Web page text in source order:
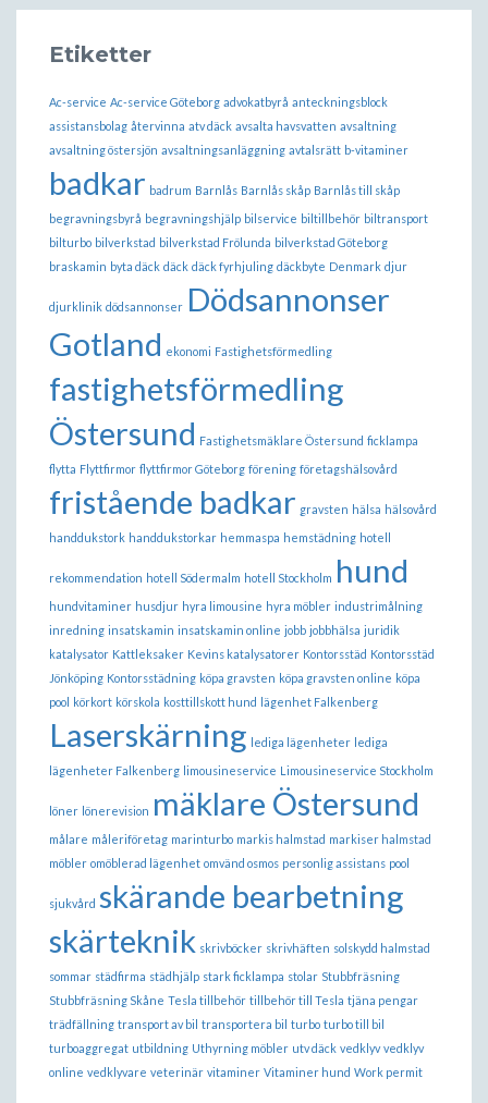
Etiketter
Ac-service Ac-service Göteborg advokatbyrå anteckningsblock
assistansbolag återvinna atv däck avsalta havsvatten avsaltning
avsaltning östersjön avsaltningsanläggning avtalsrätt b-vitaminer
badkar badrum Barnlås Barnlås skåp Barnlås till skåp
begravningsbyrå begravningshjälp bilservice biltillbehör biltransport
bilturbo bilverkstad bilverkstad Frölunda bilverkstad Göteborg
braskamin byta däck däck däck fyrhjuling däckbyte Denmark djur
djurklinik dödsannonser Dödsannonser
Gotland ekonomi Fastighetsförmedling
fastighetsförmedling
Östersund Fastighetsmäklare Östersund ficklampa
flytta Flyttfirmor flyttfirmor Göteborg förening företagshälsovård
fristående badkar gravsten hälsa hälsovård
handdukstork handdukstorkar hemmaspa hemstädning hotell
rekommendation hotell Södermalm hotell Stockholm hund
hundvitaminer husdjur hyra limousine hyra möbler industrimålning
inredning insatskamin insatskamin online jobb jobbhälsa juridik
katalysator Kattleksaker Kevins katalysatorer Kontorsstäd Kontorsstäd
Jönköping Kontorsstädning köpa gravsten köpa gravsten online köpa
pool körkort körskola kosttillskott hund lägenhet Falkenberg
Laserskärning lediga lägenheter lediga
lägenheter Falkenberg limousineservice Limousineservice Stockholm
löner lönerevision mäklare Östersund
målare måleriföretag marinturbo markis halmstad markiser halmstad
möbler omöblerad lägenhet omvänd osmos personlig assistans pool
sjukvård skärande bearbetning
skärteknik skrivböcker skrivhäften solskydd halmstad
sommar städfirma städhjälp stark ficklampa stolar Stubbfräsning
Stubbfräsning Skåne Tesla tillbehör tillbehör till Tesla tjäna pengar
trädfällning transport av bil transportera bil turbo turbo till bil
turboaggregat utbildning Uthyrning möbler utv däck vedklyv vedklyv
online vedklyvare veterinär vitaminer Vitaminer hund Work permit